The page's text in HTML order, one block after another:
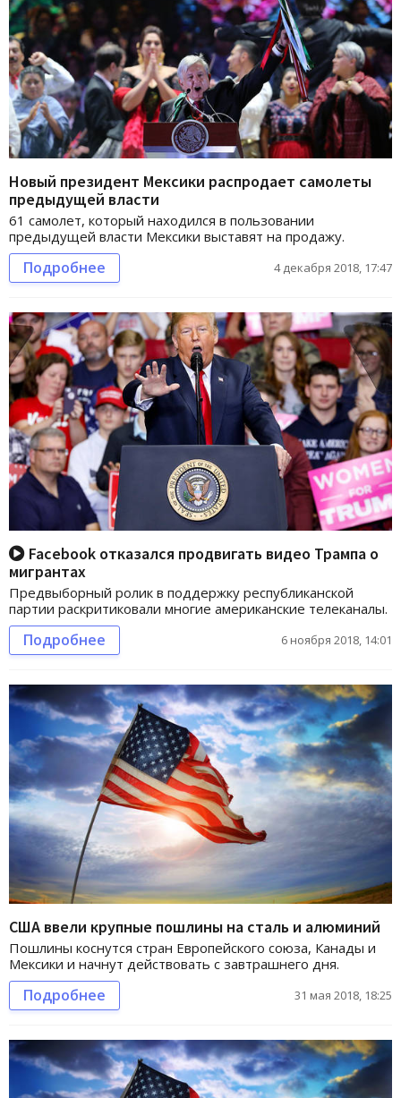
Новый президент Мексики распродает самолеты
предыдущей власти
61 самолет, который находился в пользовании
предыдущей власти Мексики выставят на продажу.
Подробнее 4 декабря 2018, 17:47
Facebook отказался продвигать видео Трампа о
мигрантах
Предвыборный ролик в поддержку республиканской
партии раскритиковали многие американские телеканалы.
Подробнее 6 ноября 2018, 14:01
США ввели крупные пошлины на сталь и алюминий
Пошлины коснутся стран Европейского союза, Канады и
Мексики и начнут действовать с завтрашнего дня.
Подробнее 31 мая 2018, 18:25